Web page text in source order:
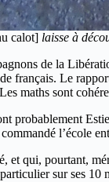
calot] laisse à
de la
français. Le
maths sont
probablement
l’école
et qui, pourtant,
sur ses 10